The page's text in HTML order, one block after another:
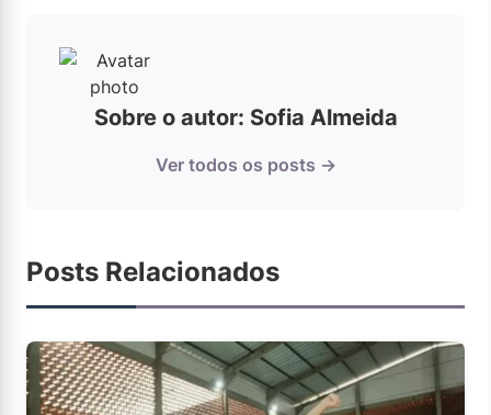
Sobre o autor: Sofia Almeida
Ver todos os posts →
Posts Relacionados